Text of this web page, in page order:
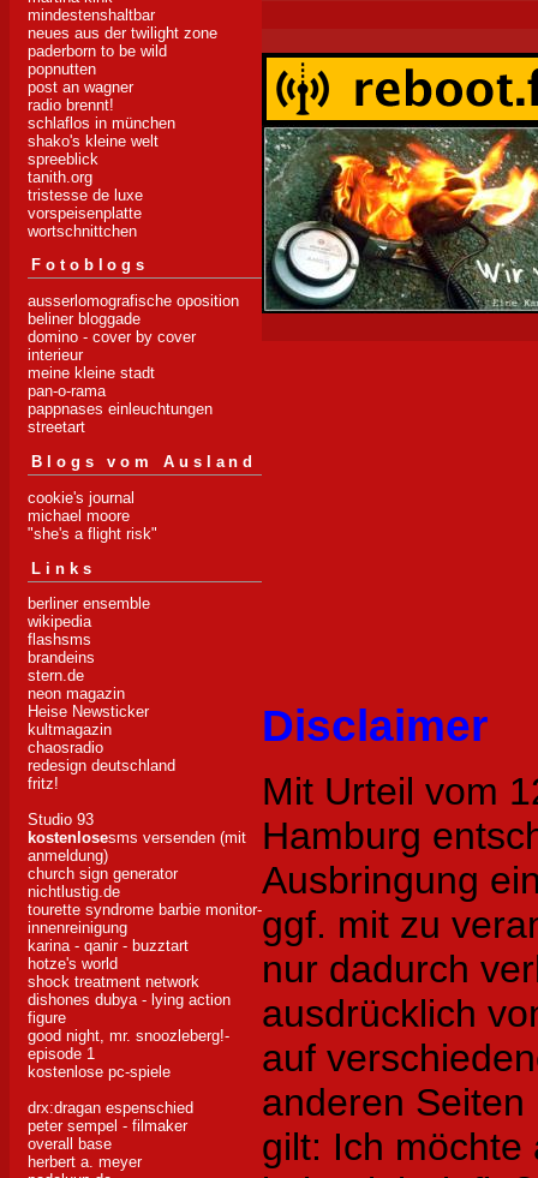
mindestenshaltbar
neues aus der twilight zone
paderborn to be wild
popnutten
post an wagner
radio brennt!
schlaflos in münchen
shako's kleine welt
spreeblick
tanith.org
tristesse de luxe
vorspeisenplatte
wortschnittchen
Fotoblogs
ausserlomografische oposition
beliner bloggade
domino - cover by cover
interieur
meine kleine stadt
pan-o-rama
pappnases einleuchtungen
streetart
Blogs vom Ausland
cookie's journal
michael moore
"she's a flight risk"
Links
berliner ensemble
wikipedia
flashsms
brandeins
stern.de
neon magazin
Heise Newsticker
kultmagazin
chaosradio
redesign deutschland
fritz!
Studio 93
kostenlosesms versenden (mit
anmeldung)
church sign generator
nichtlustig.de
tourette syndrome barbie monitor-
innenreinigung
karina - qanir - buzztart
hotze's world
shock treatment network
dishones dubya - lying action
figure
good night, mr. snoozleberg!-
episode 1
kostenlose pc-spiele
drx:dragan espenschied
peter sempel - filmaker
overall base
herbert a. meyer
Disclaimer
Mit Urteil vom
Hamburg
Ausbringung
ggf. mit zu
nur dadurch
ausdrücklich
auf
anderen
gilt: Ich möchte